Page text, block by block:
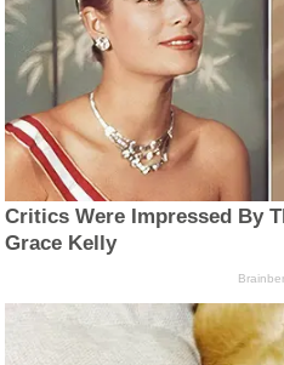
Critics Were Impressed By
Grace Kelly